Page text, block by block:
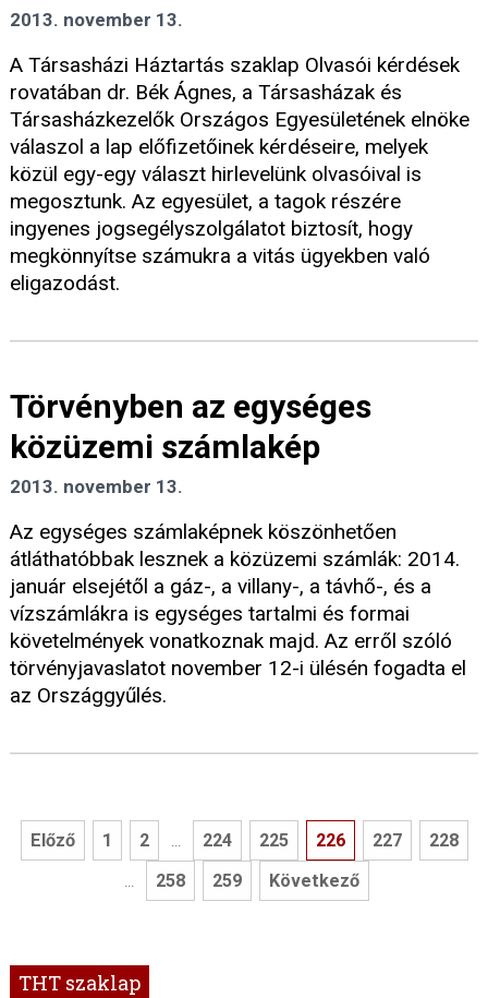
2013. november 13.
A Társasházi Háztartás szaklap Olvasói kérdések
rovatában dr. Bék Ágnes, a Társasházak és
Társasházkezelők Országos Egyesületének elnöke
válaszol a lap előfizetőinek kérdéseire, melyek
közül egy-egy választ hirlevelünk olvasóival is
megosztunk. Az egyesület, a tagok részére
ingyenes jogsegélyszolgálatot biztosít, hogy
megkönnyítse számukra a vitás ügyekben való
eligazodást.
Törvényben az egységes
közüzemi számlakép
2013. november 13.
Az egységes számlaképnek köszönhetően
átláthatóbbak lesznek a közüzemi számlák: 2014.
január elsejétől a gáz-, a villany-, a távhő-, és a
vízszámlákra is egységes tartalmi és formai
követelmények vonatkoznak majd. Az erről szóló
törvényjavaslatot november 12-i ülésén fogadta el
az Országgyűlés.
Előző 1 2 ... 224 225 226 227 228
... 258 259 Következő
THT szaklap